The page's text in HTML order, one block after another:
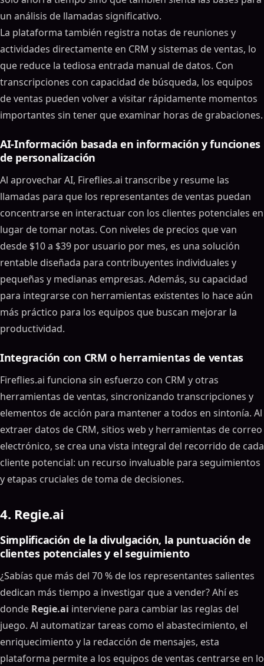
un análisis de llamadas significativo.
La plataforma también registra notas de reuniones y
actividades directamente en CRM y sistemas de ventas, lo
que reduce la tediosa entrada manual de datos. Con
transcripciones con capacidad de búsqueda, los equipos
de ventas pueden volver a visitar rápidamente momentos
importantes sin tener que examinar horas de grabaciones.
AI-Información basada en información y funciones
de personalización
Al aprovechar AI, Fireflies.ai transcribe y resume las
llamadas para que los representantes de ventas puedan
concentrarse en interactuar con los clientes potenciales en
lugar de tomar notas. Con niveles de precios que van
desde $10 a $39 por usuario por mes, es una solución
rentable diseñada para contribuyentes individuales y
pequeñas y medianas empresas. Además, su capacidad
para integrarse con herramientas existentes lo hace aún
más práctico para los equipos que buscan mejorar la
productividad.
Integración con CRM o herramientas de ventas
Fireflies.ai funciona sin esfuerzo con CRM y otras
herramientas de ventas, sincronizando transcripciones y
elementos de acción para mantener a todos en sintonía. Al
extraer datos de CRM, sitios web y herramientas de correo
electrónico, se crea una vista integral del recorrido de cada
cliente potencial: un recurso invaluable para seguimientos
y etapas cruciales de toma de decisiones.
4. Regie.ai
Simplificación de la divulgación, la puntuación de
clientes potenciales y el seguimiento
¿Sabías que más del 70 % de los representantes salientes
dedican más tiempo a investigar que a vender? Ahí es
donde Regie.ai interviene para cambiar las reglas del
juego. Al automatizar tareas como el abastecimiento, el
enriquecimiento y la redacción de mensajes, esta
plataforma permite a los equipos de ventas centrarse en lo